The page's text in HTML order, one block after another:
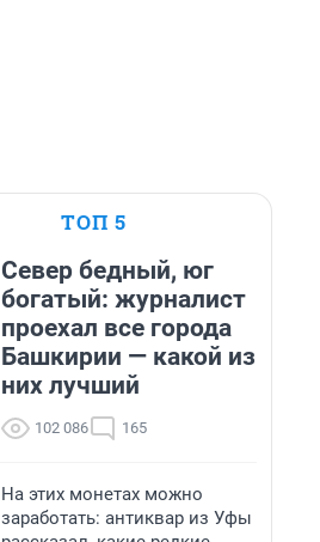
ТОП 5
Север бедный, юг
богатый: журналист
проехал все города
Башкирии — какой из
них лучший
102 086 165
На этих монетах можно
заработать: антиквар из Уфы